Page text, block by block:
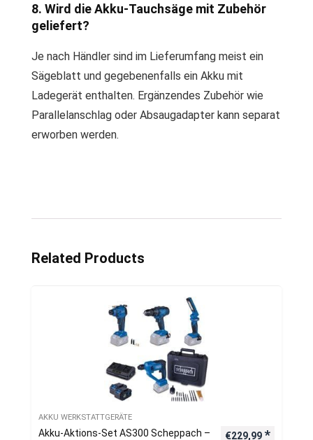
8. Wird die Akku-Tauchsäge mit Zubehör
geliefert?
Je nach Händler sind im Lieferumfang meist ein
Sägeblatt und gegebenenfalls ein Akku mit
Ladegerät enthalten. Ergänzendes Zubehör wie
Parallelanschlag oder Absaugadapter kann separat
erworben werden.
Related Products
AKKU WERKSTATTGERÄTE
Akku-Aktions-Set AS300 Scheppach –
€229,99